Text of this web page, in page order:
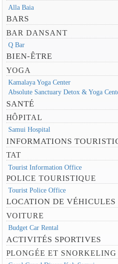
Alla Baia
BARS
BAR DANSANT
Q Bar
BIEN-ÊTRE
YOGA
Kamalaya Yoga Center
Absolute Sanctuary Detox & Yoga
SANTÉ
HÔPITAL
Samui Hospital
INFORMATIONS
TAT
Tourist Information Office
POLICE TOURISTIQUE
Tourist Police Office
LOCATION DE VÉHICULES
VOITURE
Budget Car Rental
ACTIVITÉS SPORTIVES
PLONGÉE ET SNORKELING